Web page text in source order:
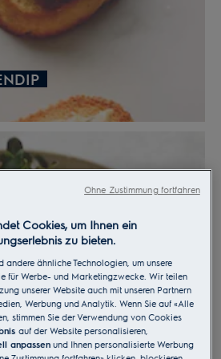
und mit Salz bestreuen.
und dann mit den Händen
zu entfernen. Randen,
Knoblauch, Pilze,
Sesamöl und eine
Schüssel vermischen.
nach der Ruhezeit in je 12 gleich
Die Arbeitsfläche mit etwas
Jedes Teigstück einzeln ausrollen
ausstechen. Die Ränder
zu einer Kugel kneten und für
abgedeckte Schüssel geben.
ausrollen, um daraus kleine
Die Taschen mit Maismehl
gestapelt werden.
Händen eine Teigtasche auf
EGGS BENEDICT
Cookies, um Ihnen ein
zu bieten.
ähnliche Technologien, um unsere
für Werbe- und Marketingzwecke. Wir teilen
unserer Website auch mit unseren Partnern
Werbung und Analytik. Wenn Sie auf «Alle
stimmen Sie der Verwendung von Cookies
auf der Website personalisieren,
anpassen und Ihnen personalisierte Werbung
Ohne Zustimmung fortfahren